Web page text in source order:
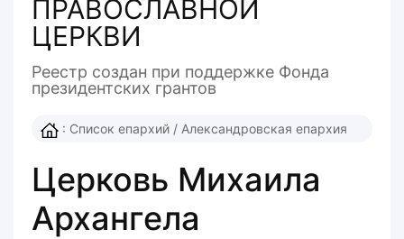
ПРАВОСЛАВНОЙ
ЦЕРКВИ
Реестр создан при поддержке Фонда
президентcких грантов
: Список епархий / Александровская епархия
Церковь Михаила
Архангела